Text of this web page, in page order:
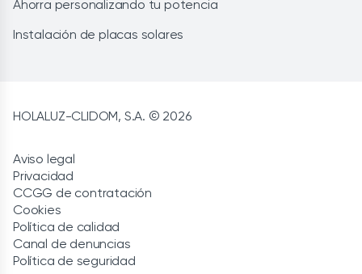
Ahorra personalizando tu potencia
Instalación de placas solares
HOLALUZ-CLIDOM, S.A. © 2026
Aviso legal
Privacidad
CCGG de contratación
Cookies
Política de calidad
Canal de denuncias
Política de seguridad